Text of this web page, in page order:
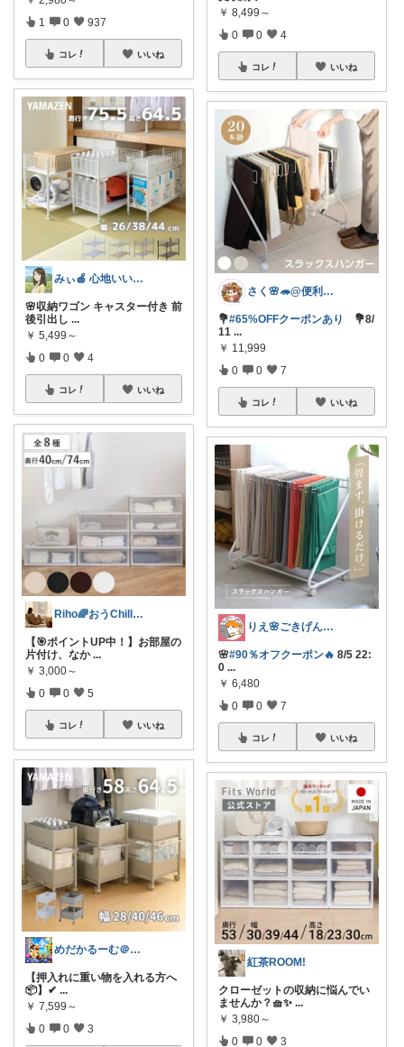
1 0 937
コレ いいね
みぃ🍎 心地いい暮らし
🌸収納ワゴン キャスター付き 前
後引出し ...
￥ 5,499～
0 0 4
コレ いいね
Riho🌈おうChill★グッズ
【🎯ポイントUP中！】お部屋の
片付け、なか ...
￥ 3,000～
0 0 5
コレ いいね
めだかるーむ＠ありがとうございます。
【押入れに重い物を入れる方へ
📦】 ​✔ ...
￥ 7,599～
0 0 3
￥ 8,499～
0 0 4
コレ いいね
さく🌸🦔@便利でかわいいを探す旅
💐#65%OFFクーポンあり
💐8/
11 ...
￥ 11,999
0 0 7
コレ いいね
りえ🌸ごきげんな暮らし🏠🌿
🌸#90％オフクーポン🔥 8/5 22:
0 ...
￥ 6,480
0 0 7
コレ いいね
紅茶ROOM!
クローゼットの収納に悩んでい
ませんか？🧺✨ ...
￥ 3,980～
0 0 3